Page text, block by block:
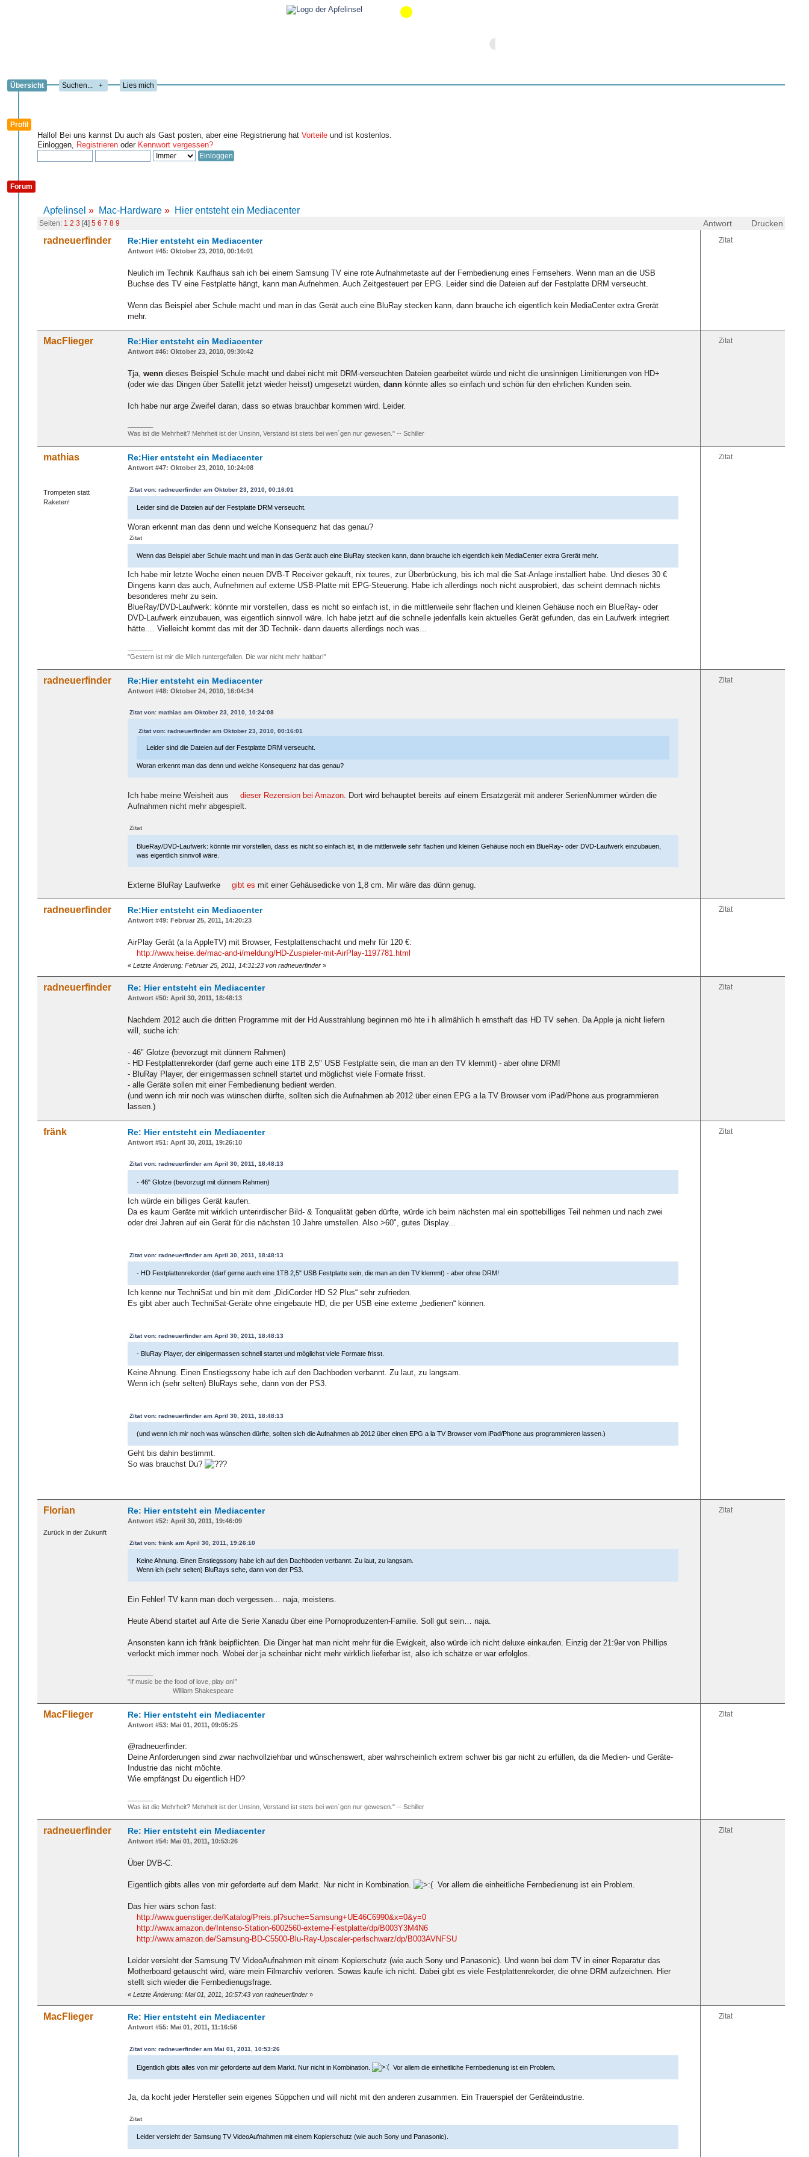
Übersicht + Lies mich
Profil
Hallo! Bei uns kannst Du auch als Gast posten, aber eine Registrierung hat Vorteile und ist kostenlos.
Einloggen, Registrieren oder Kennwort vergessen?
Forum
Apfelinsel » Mac-Hardware » Hier entsteht ein Mediacenter
Antwort Drucken
Seiten: 1 2 3 [4] 5 6 7 8 9
radneuerfinder Zitat
Re:Hier entsteht ein Mediacenter
Antwort #45: Oktober 23, 2010, 00:16:01
Neulich im Technik Kaufhaus sah ich bei einem Samsung TV eine rote Aufnahmetaste auf der Fernbedienung eines Fernsehers. Wenn man an die USB
Buchse des TV eine Festplatte hängt, kann man Aufnehmen. Auch Zeitgesteuert per EPG. Leider sind die Dateien auf der Festplatte DRM verseucht.
Wenn das Beispiel aber Schule macht und man in das Gerät auch eine BluRay stecken kann, dann brauche ich eigentlich kein MediaCenter extra Grerät
mehr.
MacFlieger Zitat
Re:Hier entsteht ein Mediacenter
Antwort #46: Oktober 23, 2010, 09:30:42
Tja, wenn dieses Beispiel Schule macht und dabei nicht mit DRM-verseuchten Dateien gearbeitet würde und nicht die unsinnigen Limitierungen von HD+
(oder wie das Dingen über Satellit jetzt wieder heisst) umgesetzt würden, dann könnte alles so einfach und schön für den ehrlichen Kunden sein.
Ich habe nur arge Zweifel daran, dass so etwas brauchbar kommen wird. Leider.
Was ist die Mehrheit? Mehrheit ist der Unsinn, Verstand ist stets bei wen´gen nur gewesen." -- Schiller
mathias
Trompeten statt
Raketen!
Zitat
Re:Hier entsteht ein Mediacenter
Antwort #47: Oktober 23, 2010, 10:24:08
Zitat von: radneuerfinder am Oktober 23, 2010, 00:16:01
Leider sind die Dateien auf der Festplatte DRM verseucht.
Woran erkennt man das denn und welche Konsequenz hat das genau?
Zitat
Wenn das Beispiel aber Schule macht und man in das Gerät auch eine BluRay stecken kann, dann brauche ich eigentlich kein MediaCenter extra Grerät mehr.
Ich habe mir letzte Woche einen neuen DVB-T Receiver gekauft, nix teures, zur Überbrückung, bis ich mal die Sat-Anlage installiert habe. Und dieses 30 €
Dingens kann das auch, Aufnehmen auf externe USB-Platte mit EPG-Steuerung. Habe ich allerdings noch nicht ausprobiert, das scheint demnach nichts
besonderes mehr zu sein.
BlueRay/DVD-Laufwerk: könnte mir vorstellen, dass es nicht so einfach ist, in die mittlerweile sehr flachen und kleinen Gehäuse noch ein BlueRay- oder
DVD-Laufwerk einzubauen, was eigentlich sinnvoll wäre. Ich habe jetzt auf die schnelle jedenfalls kein aktuelles Gerät gefunden, das ein Laufwerk integriert
hätte.... Vielleicht kommt das mit der 3D Technik- dann dauerts allerdings noch was...
"Gestern ist mir die Milch runtergefallen. Die war nicht mehr haltbar!"
radneuerfinder Zitat
Re:Hier entsteht ein Mediacenter
Antwort #48: Oktober 24, 2010, 16:04:34
Zitat von: mathias am Oktober 23, 2010, 10:24:08
Zitat von: radneuerfinder am Oktober 23, 2010, 00:16:01
Leider sind die Dateien auf der Festplatte DRM verseucht.
Woran erkennt man das denn und welche Konsequenz hat das genau?
Ich habe meine Weisheit aus dieser Rezension bei Amazon. Dort wird behauptet bereits auf einem Ersatzgerät mit anderer SerienNummer würden die
Aufnahmen nicht mehr abgespielt.
Zitat
BlueRay/DVD-Laufwerk: könnte mir vorstellen, dass es nicht so einfach ist, in die mittlerweile sehr flachen und kleinen Gehäuse noch ein BlueRay- oder DVD-Laufwerk einzubauen,
was eigentlich sinnvoll wäre.
Externe BluRay Laufwerke gibt es mit einer Gehäusedicke von 1,8 cm. Mir wäre das dünn genug.
radneuerfinder Zitat
Re:Hier entsteht ein Mediacenter
Antwort #49: Februar 25, 2011, 14:20:23
AirPlay Gerät (a la AppleTV) mit Browser, Festplattenschacht und mehr für 120 €:
http://www.heise.de/mac-and-i/meldung/HD-Zuspieler-mit-AirPlay-1197781.html
« Letzte Änderung: Februar 25, 2011, 14:31:23 von radneuerfinder »
radneuerfinder Zitat
Re: Hier entsteht ein Mediacenter
Antwort #50: April 30, 2011, 18:48:13
Nachdem 2012 auch die dritten Programme mit der Hd Ausstrahlung beginnen mö hte i h allmählich h ernsthaft das HD TV sehen. Da Apple ja nicht liefern
will, suche ich:
- 46" Glotze (bevorzugt mit dünnem Rahmen)
- HD Festplattenrekorder (darf gerne auch eine 1TB 2,5" USB Festplatte sein, die man an den TV klemmt) - aber ohne DRM!
- BluRay Player, der einigermassen schnell startet und möglichst viele Formate frisst.
- alle Geräte sollen mit einer Fernbedienung bedient werden.
(und wenn ich mir noch was wünschen dürfte, sollten sich die Aufnahmen ab 2012 über einen EPG a la TV Browser vom iPad/Phone aus programmieren
lassen.)
fränk Zitat
Re: Hier entsteht ein Mediacenter
Antwort #51: April 30, 2011, 19:26:10
Zitat von: radneuerfinder am April 30, 2011, 18:48:13
- 46" Glotze (bevorzugt mit dünnem Rahmen)
Ich würde ein billiges Gerät kaufen.
Da es kaum Geräte mit wirklich unterirdischer Bild- & Tonqualität geben dürfte, würde ich beim nächsten mal ein spottebilliges Teil nehmen und nach zwei
oder drei Jahren auf ein Gerät für die nächsten 10 Jahre umstellen. Also >60", gutes Display...
Zitat von: radneuerfinder am April 30, 2011, 18:48:13
- HD Festplattenrekorder (darf gerne auch eine 1TB 2,5" USB Festplatte sein, die man an den TV klemmt) - aber ohne DRM!
Ich kenne nur TechniSat und bin mit dem „DidiCorder HD S2 Plus“ sehr zufrieden.
Es gibt aber auch TechniSat-Geräte ohne eingebaute HD, die per USB eine externe „bedienen“ können.
Zitat von: radneuerfinder am April 30, 2011, 18:48:13
- BluRay Player, der einigermassen schnell startet und möglichst viele Formate frisst.
Keine Ahnung. Einen Enstiegssony habe ich auf den Dachboden verbannt. Zu laut, zu langsam.
Wenn ich (sehr selten) BluRays sehe, dann von der PS3.
Zitat von: radneuerfinder am April 30, 2011, 18:48:13
(und wenn ich mir noch was wünschen dürfte, sollten sich die Aufnahmen ab 2012 über einen EPG a la TV Browser vom iPad/Phone aus programmieren lassen.)
Geht bis dahin bestimmt.
So was brauchst Du?
Florian
Zurück in der Zukunft
Zitat
Re: Hier entsteht ein Mediacenter
Antwort #52: April 30, 2011, 19:46:09
Zitat von: fränk am April 30, 2011, 19:26:10
Keine Ahnung. Einen Enstiegssony habe ich auf den Dachboden verbannt. Zu laut, zu langsam.
Wenn ich (sehr selten) BluRays sehe, dann von der PS3.
Ein Fehler! TV kann man doch vergessen… naja, meistens.
Heute Abend startet auf Arte die Serie Xanadu über eine Pornoproduzenten-Familie. Soll gut sein… naja.
Ansonsten kann ich fränk beipflichten. Die Dinger hat man nicht mehr für die Ewigkeit, also würde ich nicht deluxe einkaufen. Einzig der 21:9er von Phillips
verlockt mich immer noch. Wobei der ja scheinbar nicht mehr wirklich lieferbar ist, also ich schätze er war erfolglos.
"If music be the food of love, play on!”
William Shakespeare
MacFlieger Zitat
Re: Hier entsteht ein Mediacenter
Antwort #53: Mai 01, 2011, 09:05:25
@radneuerfinder:
Deine Anforderungen sind zwar nachvollziehbar und wünschenswert, aber wahrscheinlich extrem schwer bis gar nicht zu erfüllen, da die Medien- und Geräte-
Industrie das nicht möchte.
Wie empfängst Du eigentlich HD?
Was ist die Mehrheit? Mehrheit ist der Unsinn, Verstand ist stets bei wen´gen nur gewesen." -- Schiller
radneuerfinder Zitat
Re: Hier entsteht ein Mediacenter
Antwort #54: Mai 01, 2011, 10:53:26
Über DVB-C.
Eigentlich gibts alles von mir geforderte auf dem Markt. Nur nicht in Kombination. Vor allem die einheitliche Fernbedienung ist ein Problem.
Das hier wärs schon fast:
http://www.guenstiger.de/Katalog/Preis.pl?suche=Samsung+UE46C6990&x=0&y=0
http://www.amazon.de/Intenso-Station-6002560-externe-Festplatte/dp/B003Y3M4N6
http://www.amazon.de/Samsung-BD-C5500-Blu-Ray-Upscaler-perlschwarz/dp/B003AVNFSU
Leider versieht der Samsung TV VideoAufnahmen mit einem Kopierschutz (wie auch Sony und Panasonic). Und wenn bei dem TV in einer Reparatur das
Motherboard getauscht wird, wäre mein Filmarchiv verloren. Sowas kaufe ich nicht. Dabei gibt es viele Festplattenrekorder, die ohne DRM aufzeichnen. Hier
stellt sich wieder die Fernbedienugsfrage.
« Letzte Änderung: Mai 01, 2011, 10:57:43 von radneuerfinder »
MacFlieger Zitat
Re: Hier entsteht ein Mediacenter
Antwort #55: Mai 01, 2011, 11:16:56
Zitat von: radneuerfinder am Mai 01, 2011, 10:53:26
Eigentlich gibts alles von mir geforderte auf dem Markt. Nur nicht in Kombination. Vor allem die einheitliche Fernbedienung ist ein Problem.
Ja, da kocht jeder Hersteller sein eigenes Süppchen und will nicht mit den anderen zusammen. Ein Trauerspiel der Geräteindustrie.
Zitat
Leider versieht der Samsung TV VideoAufnahmen mit einem Kopierschutz (wie auch Sony und Panasonic).